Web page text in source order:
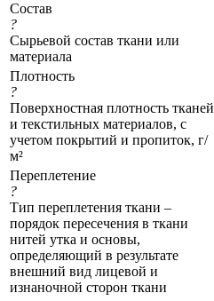
Состав
?
Сырьевой состав ткани или
материала
Плотность
?
Поверхностная плотность тканей
и текстильных материалов, с
учетом покрытий и пропиток, г/
м²
Переплетение
?
Тип переплетения ткани –
порядок пересечения в ткани
нитей утка и основы,
определяющий в результате
внешний вид лицевой и
изнаночной сторон ткани